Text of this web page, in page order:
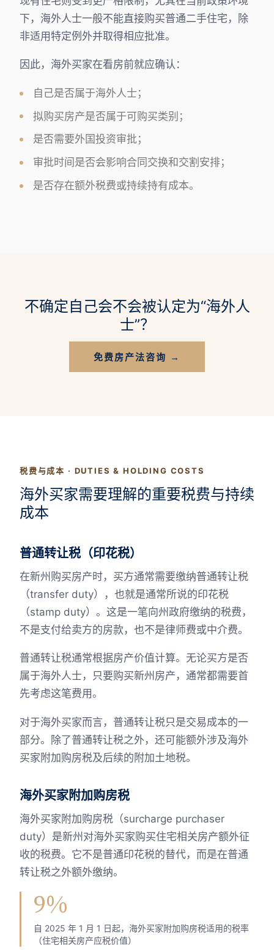
下，海外人士一般不能直接购买普通二手住宅，除
非适用特定例外并取得相应批准。
因此，海外买家在看房前就应确认：
自己是否属于海外人士；
拟购买房产是否属于可购买类别；
是否需要外国投资审批；
审批时间是否会影响合同交换和交割安排；
是否存在额外税费或持续持有成本。
不确定自己会不会被认定为“海外人
士”？
免费房产法咨询 →
税费与成本 · DUTIES & HOLDING COSTS
海外买家需要理解的重要税费与持续
成本
普通转让税（印花税）
在新州购买房产时，买方通常需要缴纳普通转让税
（transfer duty），也就是通常所说的印花税
（stamp duty）。这是一笔向州政府缴纳的税费，
不是支付给卖方的房款，也不是律师费或中介费。
普通转让税通常根据房产价值计算。无论买方是否
属于海外人士，只要购买新州房产，通常都需要首
先考虑这笔费用。
对于海外买家而言，普通转让税只是交易成本的一
部分。除了普通转让税之外，还可能额外涉及海外
买家附加购房税及后续的附加土地税。
海外买家附加购房税
海外买家附加购房税（surcharge purchaser
duty）是新州对海外买家购买住宅相关房产额外征
收的税费。它不是普通印花税的替代，而是在普通
转让税之外额外缴纳。
9%
自 2025 年 1 月 1 日起，海外买家附加购房税适用的税率
（住宅相关房产应税价值）